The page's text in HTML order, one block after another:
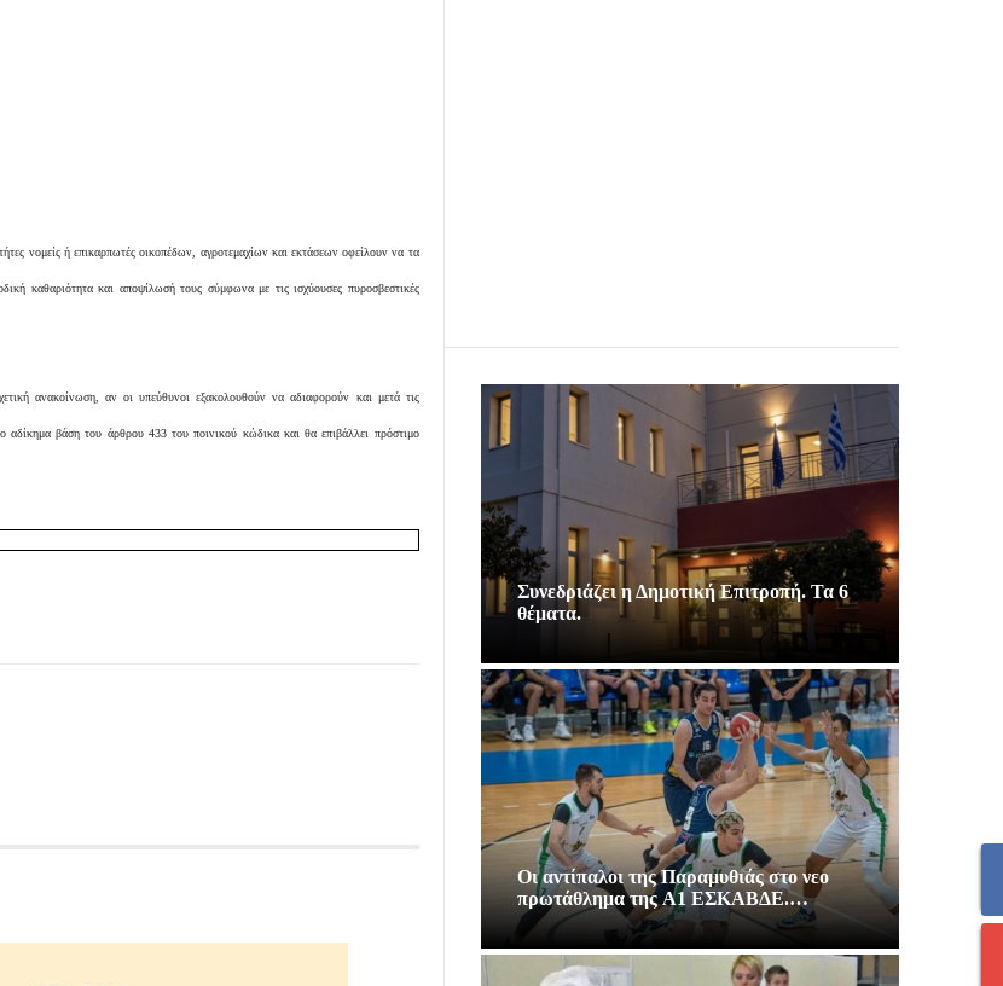
νομείς ή επικαρπωτές οικοπέδων, αγροτεμαχίων και εκτάσεων οφείλουν να τα
καθαριότητα και αποψίλωσή τους σύμφωνα με τις ισχύουσες πυροσβεστικές
ανακοίνωση, αν οι υπεύθυνοι εξακολουθούν να αδιαφορούν και μετά τις
αδίκημα βάση του άρθρου 433 του ποινικού κώδικα και θα επιβάλλει πρόστιμο
Συνεδριάζει η Δημοτική Επιτροπή. Τα 6
θέματα.
Οι αντίπαλοι της Παραμυθιάς στο νεο
πρωτάθλημα της A1 ΕΣΚΑΒΔΕ.…